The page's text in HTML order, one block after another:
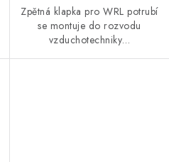
Zpětná klapka pro WRL potrubí
se montuje do rozvodu
vzduchotechniky…